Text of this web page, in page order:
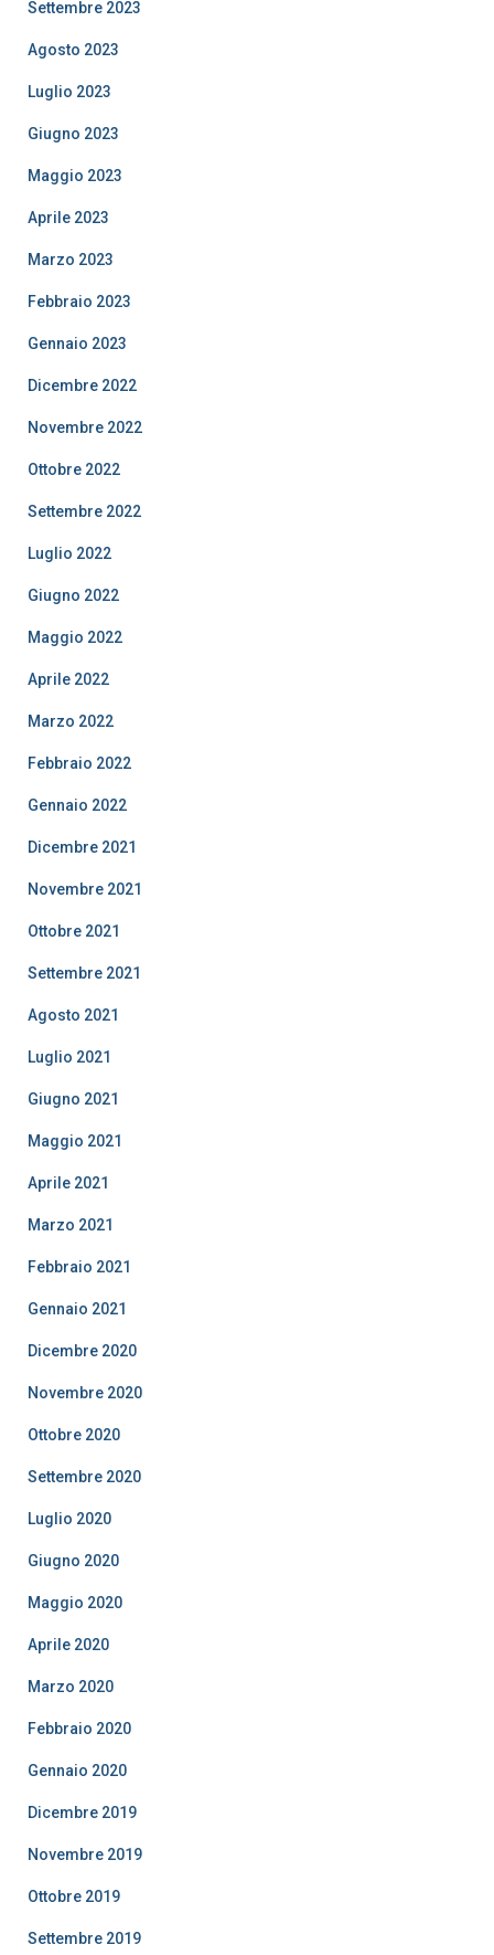
Settembre 2023
Agosto 2023
Luglio 2023
Giugno 2023
Maggio 2023
Aprile 2023
Marzo 2023
Febbraio 2023
Gennaio 2023
Dicembre 2022
Novembre 2022
Ottobre 2022
Settembre 2022
Luglio 2022
Giugno 2022
Maggio 2022
Aprile 2022
Marzo 2022
Febbraio 2022
Gennaio 2022
Dicembre 2021
Novembre 2021
Ottobre 2021
Settembre 2021
Agosto 2021
Luglio 2021
Giugno 2021
Maggio 2021
Aprile 2021
Marzo 2021
Febbraio 2021
Gennaio 2021
Dicembre 2020
Novembre 2020
Ottobre 2020
Settembre 2020
Luglio 2020
Giugno 2020
Maggio 2020
Aprile 2020
Marzo 2020
Febbraio 2020
Gennaio 2020
Dicembre 2019
Novembre 2019
Ottobre 2019
Settembre 2019